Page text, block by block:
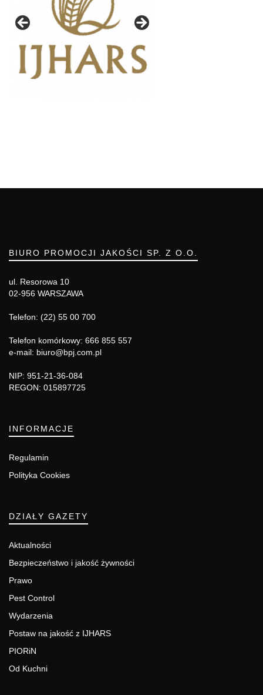
BIURO PROMOCJI JAKOŚCI SP. Z O.O.
ul. Resorowa 10
02-956 WARSZAWA
Telefon: (22) 55 00 700
Telefon komórkowy: 666 855 557
e-mail: biuro@bpj.com.pl
NIP: 951-21-36-084
REGON: 015897725
INFORMACJE
Regulamin
Polityka Cookies
DZIAŁY GAZETY
Aktualności
Bezpieczeństwo i jakość żywności
Prawo
Pest Control
Wydarzenia
Postaw na jakość z IJHARS
PIORiN
Od Kuchni